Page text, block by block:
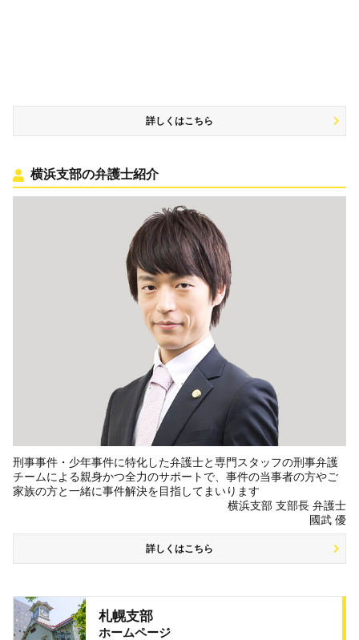
詳しくはこちら
横浜支部の弁護士紹介
刑事事件・少年事件に特化した弁護士と専門スタッフの刑事弁護
チームによる親身かつ全力のサポートで、事件の当事者の方やご
家族の方と一緒に事件解決を目指してまいります
横浜支部 支部長 弁護士
國武 優
詳しくはこちら
札幌支部
ホームページ